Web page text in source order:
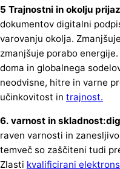
5 Trajnostni in okolju
dokumentov digitalni
varovanju okolja.
zmanjšuje porabo
doma in globalnega
neodvisne, hitre in varne
učinkovitost in trajnost.
6. varnost in
raven varnosti in
temveč so zaščiteni tudi
Zlasti kvalificirani